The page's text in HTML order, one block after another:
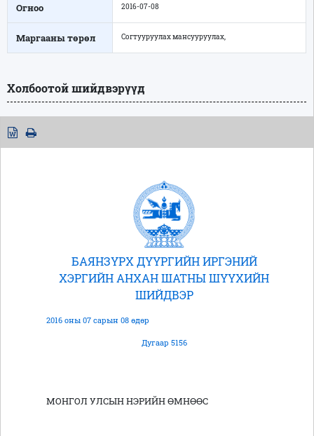
Огноо 2016-07-08
Маргааны төрөл Согтууруулах мансууруулах,
Холбоотой шийдвэрүүд
БАЯНЗҮРХ ДҮҮРГИЙН ИРГЭНИЙ
ХЭРГИЙН АНХАН ШАТНЫ ШҮҮХИЙН
ШИЙДВЭР
2016 оны 07 сарын 08 өдөр
Дугаар 5156
МОНГОЛ УЛСЫН НЭРИЙН ӨМНӨӨС